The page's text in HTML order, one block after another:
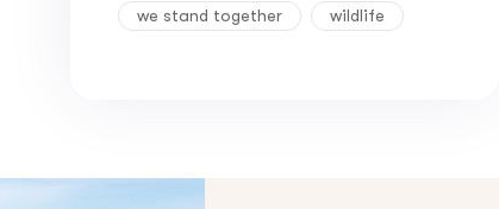
we stand together wildlife